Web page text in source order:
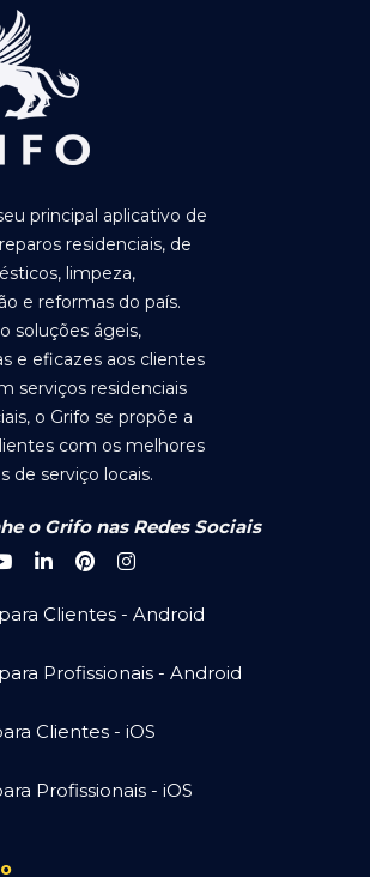
principal aplicativo de
residenciais, de
limpeza,
e reformas do país.
soluções ágeis,
e eficazes aos clientes
serviços residenciais
o Grifo se propõe a
com os melhores
de serviço locais.
o Grifo nas Redes Sociais
Clientes - Android
Profissionais - Android
Clientes - iOS
Profissionais - iOS